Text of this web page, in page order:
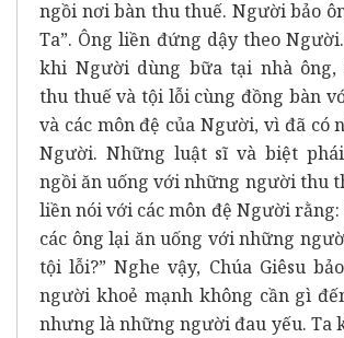
ngồi nơi bàn thu thuế. Người bảo
Ta”. Ông liền đứng dậy theo
khi Người dùng bữa tại nhà ông,
thu thuế và tội lỗi cùng đồng bàn
và các môn đệ của Người, vì đã có
Người. Những luật sĩ và biệt
ngồi ăn uống với những người thu
liền nói với các môn đệ Người rằng:
các ông lại ăn uống với những
tội lỗi?” Nghe vậy, Chúa Giêsu
người khoẻ mạnh không cần gì
nhưng là những người đau yếu. Ta